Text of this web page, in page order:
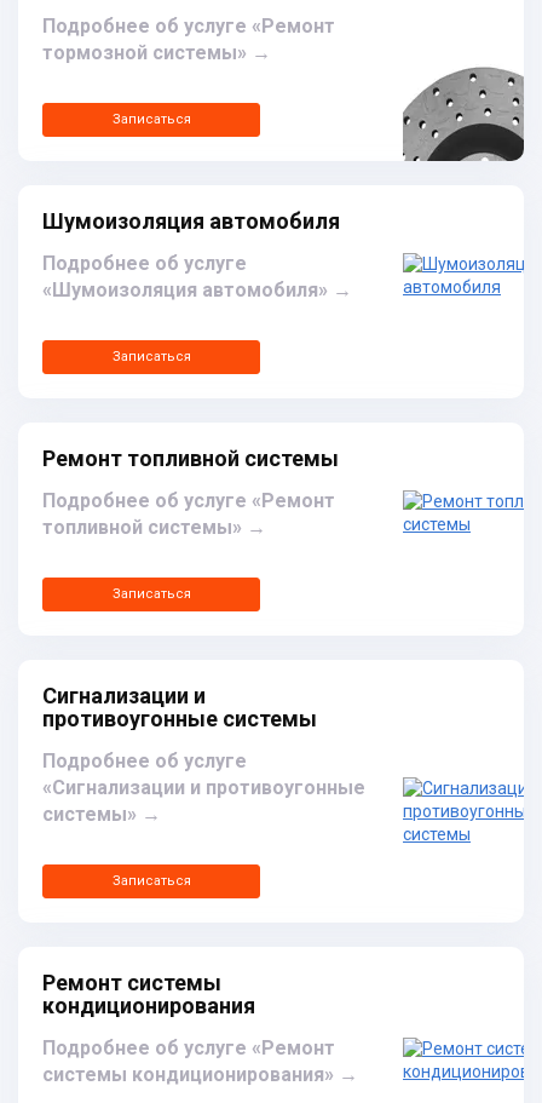
Подробнее об услуге «Ремонт
тормозной системы» →
Записаться
Шумоизоляция автомобиля
Подробнее об услуге
«Шумоизоляция автомобиля» →
Записаться
Ремонт топливной системы
Подробнее об услуге «Ремонт
топливной системы» →
Записаться
Сигнализации и
противоугонные системы
Подробнее об услуге
«Сигнализации и противоугонные
системы» →
Записаться
Ремонт системы
кондиционирования
Подробнее об услуге «Ремонт
системы кондиционирования» →